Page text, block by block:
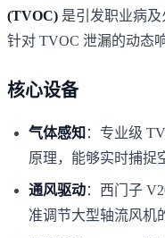
(TVOC) 是引发职业病
针对 TVOC 泄漏的动态
核心设备
气体感知 ：专业级
原理，能够实时捕捉
通风驱动：西门子
准调节大型轴流风机